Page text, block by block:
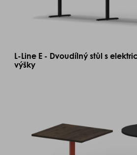
L-Line E - Dvoudílný stůl s
výšky